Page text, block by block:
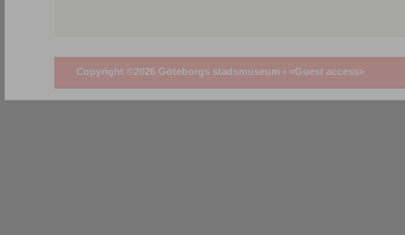
Copyright ©2026 Göteborgs stadsmuseum • <Guest access>